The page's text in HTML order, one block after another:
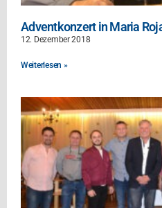
Adventkonzert in Maria
12. Dezember 2018
Weiterlesen »